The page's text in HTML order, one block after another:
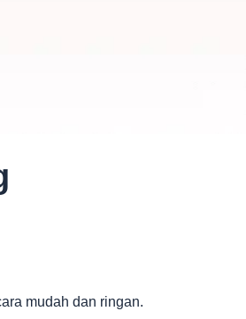
mudah dan ringan.